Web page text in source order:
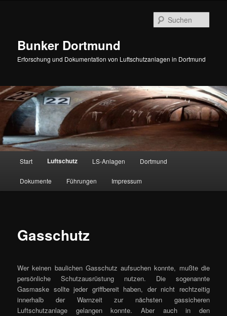
Bunker Dortmund
Erforschung und Dokumentation von Luftschutzanlagen in Dortmund
Start Luftschutz LS-Anlagen Dortmund
Dokumente Führungen Impressum
Gasschutz
Wer keinen baulichen Gasschutz aufsuchen konnte, mußte die
persönliche Schutzausrüstung nutzen. Die sogenannte
Gasmaske sollte jeder griffbereit haben, der nicht rechtzeitig
innerhalb der Warnzeit zur nächsten gassicheren
Luftschutzanlage gelangen konnte. Aber auch in den